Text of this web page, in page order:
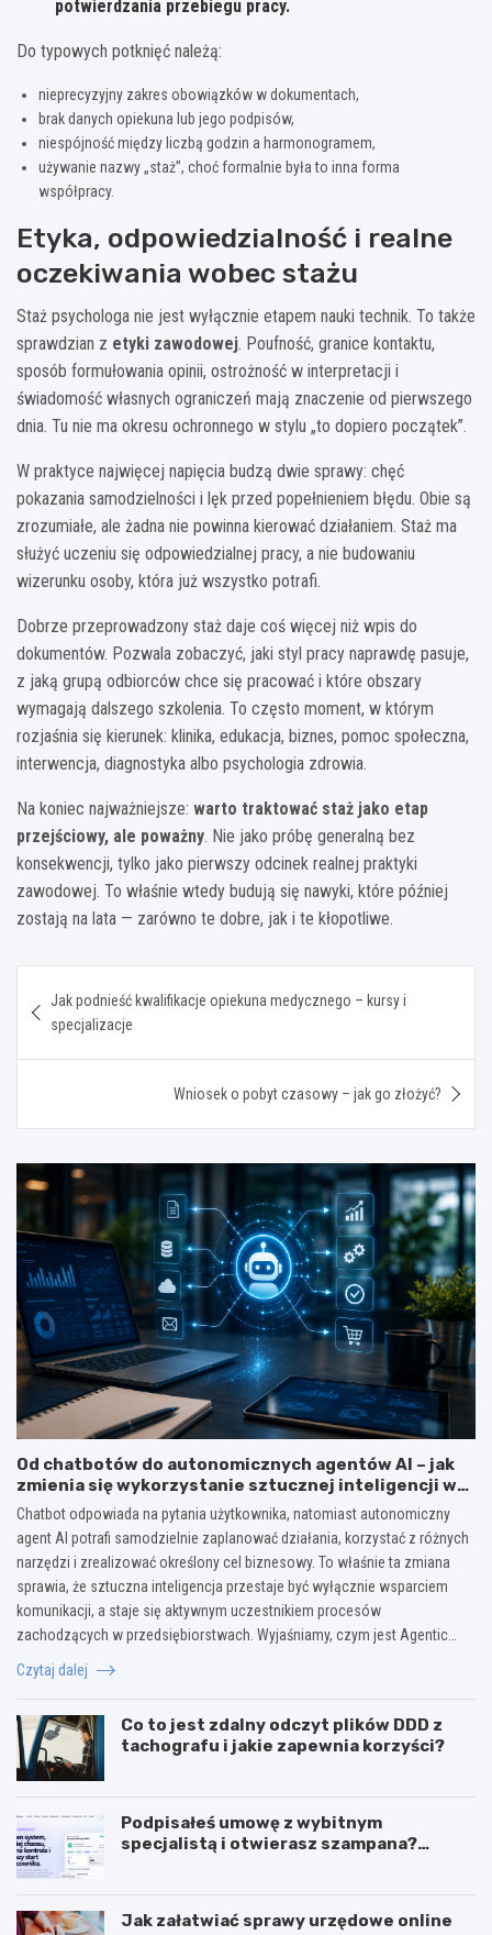
potwierdzania przebiegu pracy.
Do typowych potknięć należą:
nieprecyzyjny zakres obowiązków w dokumentach,
brak danych opiekuna lub jego podpisów,
niespójność między liczbą godzin a harmonogramem,
używanie nazwy „staż”, choć formalnie była to inna forma
współpracy.
Etyka, odpowiedzialność i realne
oczekiwania wobec stażu
Staż psychologa nie jest wyłącznie etapem nauki technik. To także
sprawdzian z etyki zawodowej. Poufność, granice kontaktu,
sposób formułowania opinii, ostrożność w interpretacji i
świadomość własnych ograniczeń mają znaczenie od pierwszego
dnia. Tu nie ma okresu ochronnego w stylu „to dopiero początek”.
W praktyce najwięcej napięcia budzą dwie sprawy: chęć
pokazania samodzielności i lęk przed popełnieniem błędu. Obie są
zrozumiałe, ale żadna nie powinna kierować działaniem. Staż ma
służyć uczeniu się odpowiedzialnej pracy, a nie budowaniu
wizerunku osoby, która już wszystko potrafi.
Dobrze przeprowadzony staż daje coś więcej niż wpis do
dokumentów. Pozwala zobaczyć, jaki styl pracy naprawdę pasuje,
z jaką grupą odbiorców chce się pracować i które obszary
wymagają dalszego szkolenia. To często moment, w którym
rozjaśnia się kierunek: klinika, edukacja, biznes, pomoc społeczna,
interwencja, diagnostyka albo psychologia zdrowia.
Na koniec najważniejsze: warto traktować staż jako etap
przejściowy, ale poważny. Nie jako próbę generalną bez
konsekwencji, tylko jako pierwszy odcinek realnej praktyki
zawodowej. To właśnie wtedy budują się nawyki, które później
zostają na lata — zarówno te dobre, jak i te kłopotliwe.
wpisu
Jak podnieść kwalifikacje opiekuna medycznego – kursy i
specjalizacje
Wniosek o pobyt czasowy – jak go złożyć?
Od chatbotów do autonomicznych agentów AI – jak
zmienia się wykorzystanie sztucznej inteligencji w
biznesie?
Chatbot odpowiada na pytania użytkownika, natomiast autonomiczny
agent AI potrafi samodzielnie zaplanować działania, korzystać z różnych
narzędzi i zrealizować określony cel biznesowy. To właśnie ta zmiana
sprawia, że sztuczna inteligencja przestaje być wyłącznie wsparciem
komunikacji, a staje się aktywnym uczestnikiem procesów
zachodzących w przedsiębiorstwach. Wyjaśniamy, czym jest Agentic…
Czytaj dalej
Co to jest zdalny odczyt plików DDD z
tachografu i jakie zapewnia korzyści?
Podpisałeś umowę z wybitnym
specjalistą i otwierasz szampana?
Jak załatwiać sprawy urzędowe online